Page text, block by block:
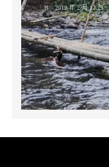
B 2019 年 2 月 12 日